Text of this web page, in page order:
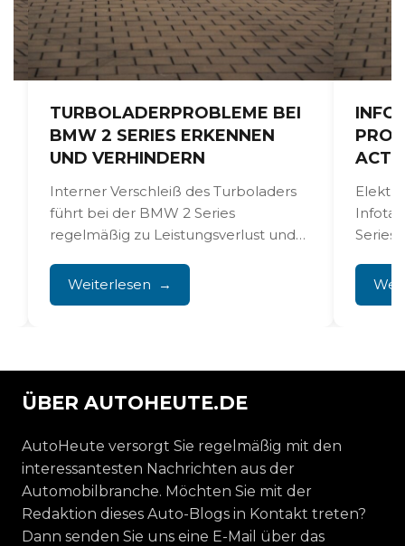
TURBOLADERPROBLEME BEI
BMW 2 SERIES ERKENNEN
UND VERHINDERN
Interner Verschleiß des Turboladers
führt bei der BMW 2 Series
regelmäßig zu Leistungsverlust und
komplett zunichtemachen....
Weiterlesen
Series
allem
ÜBER AUTOHEUTE.DE
AutoHeute versorgt Sie regelmäßig mit den
interessantesten Nachrichten aus der
Automobilbranche. Möchten Sie mit der
Redaktion dieses Auto-Blogs in Kontakt treten?
Dann senden Sie uns eine E-Mail über das